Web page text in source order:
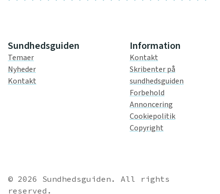
Sundhedsguiden
Temaer
Nyheder
Kontakt
Information
Kontakt
Skribenter på
sundhedsguiden
Forbehold
Annoncering
Cookiepolitik
Copyright
© 2026 Sundhedsguiden. All rights
reserved.